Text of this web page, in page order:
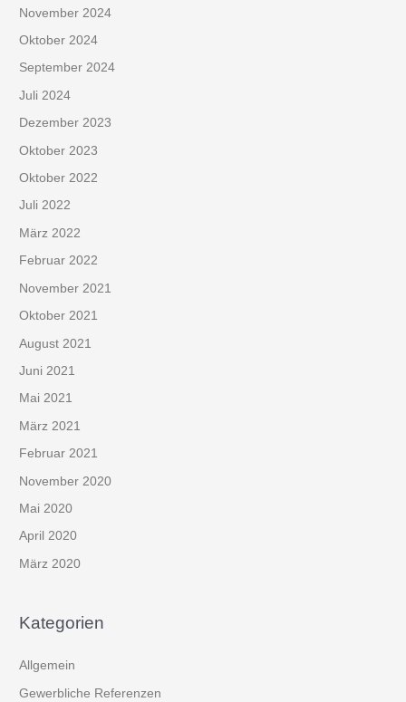
November 2024
Oktober 2024
September 2024
Juli 2024
Dezember 2023
Oktober 2023
Oktober 2022
Juli 2022
März 2022
Februar 2022
November 2021
Oktober 2021
August 2021
Juni 2021
Mai 2021
März 2021
Februar 2021
November 2020
Mai 2020
April 2020
März 2020
Kategorien
Allgemein
Gewerbliche Referenzen